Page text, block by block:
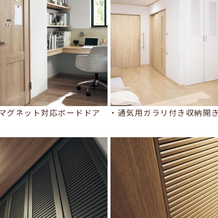
グネット対応ボードドア ・通気用ガラリ付き収納開